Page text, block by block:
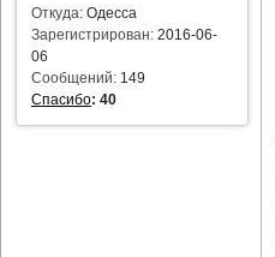
Откуда: Одесса
Зарегистрирован: 2016-06-
06
Сообщений: 149
Спасибо: 40